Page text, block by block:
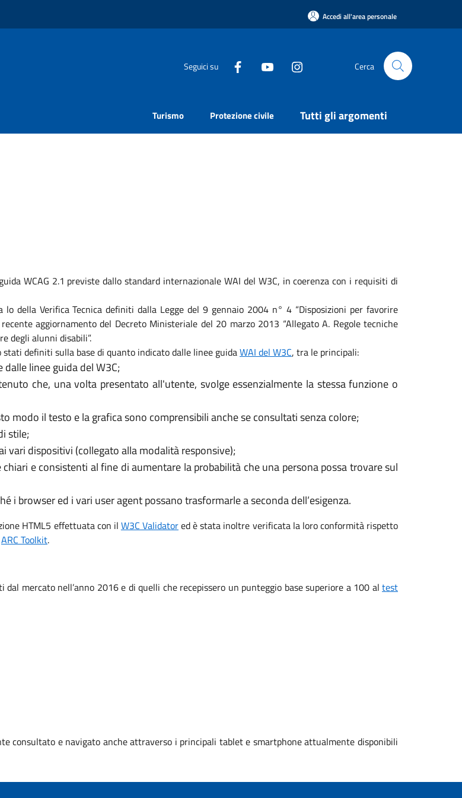
Accedi all'area personale
Seguici su Cerca
Turismo Protezione civile Tutti gli argomenti
WCAG 2.1 previste dallo standard internazionale WAI del W3C, in coerenza con i requisiti di
della Verifica Tecnica definiti dalla Legge del 9 gennaio 2004 n° 4 “Disposizioni per favorire
aggiornamento del Decreto Ministeriale del 20 marzo 2013 “Allegato A. Regole tecniche
degli alunni disabili”.
definiti sulla base di quanto indicato dalle linee guidaWAI del W3C, tra le principali:
linee guida del W3C;
che, una volta presentato all'utente, svolge essenzialmente la stessa funzione o
modo il testo e la grafica sono comprensibili anche se consultati senza colore;
stile;
vari dispositivi (collegato alla modalità responsive);
e consistenti al fine di aumentare la probabilità che una persona possa trovare sul
browser ed i vari user agent possano trasformarle a seconda dell’esigenza.
HTML5 effettuata con il W3C Validatored è stata inoltre verificata la loro conformità rispetto
ARC Toolkit.
mercato nell’anno 2016 e di quelli che recepissero un punteggio base superiore a 100 al test
consultato e navigato anche attraverso i principali tablet e smartphone attualmente disponibili